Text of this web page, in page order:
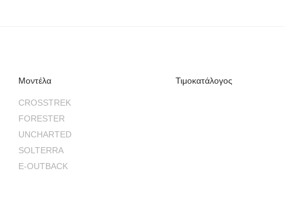
Μοντέλα
CROSSTREK
FORESTER
UNCHARTED
SOLTERRA
E-OUTBACK
Τιμοκατάλογος